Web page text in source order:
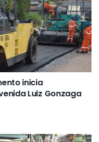
inicia
Luiz Gonzaga